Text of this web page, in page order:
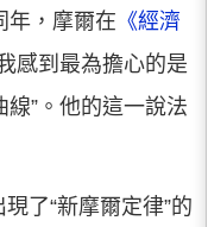
年，摩爾在 《經濟
感到最為擔心的是
”。他的這一說法
了“新摩爾定律”的